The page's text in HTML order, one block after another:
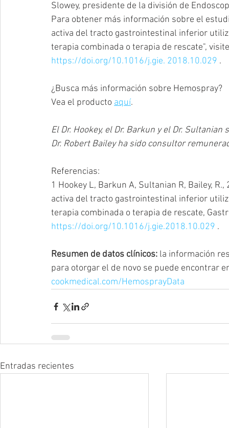
Slowey, presidente de la división de
Para obtener más información sobre el
activa del tracto gastrointestinal inferior
terapia combinada o terapia de rescate",
https://doi.org/10.1016/j.gie. 2018.10.029 .
¿Busca más información sobre Hemospray?
Vea el producto aquí.
El Dr. Hookey, el Dr. Barkun y el Dr.
Dr. Robert Bailey ha sido consultor
Referencias:
1 Hookey L, Barkun A, Sultanian R, Bailey,
activa del tracto gastrointestinal inferior
terapia combinada o terapia de rescate,
https://doi.org/10.1016/j.gie.2018.10.029 .
Resumen de datos clínicos: la información
para otorgar el de novo se puede encontrar
cookmedical.com/HemosprayData
Entradas recientes